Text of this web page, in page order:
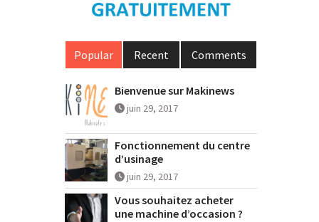
Popular Recent Comments
Bienvenue sur Makinews
juin 29, 2017
Fonctionnement du centre
d’usinage
juin 29, 2017
Vous souhaitez acheter
une machine d’occasion ?